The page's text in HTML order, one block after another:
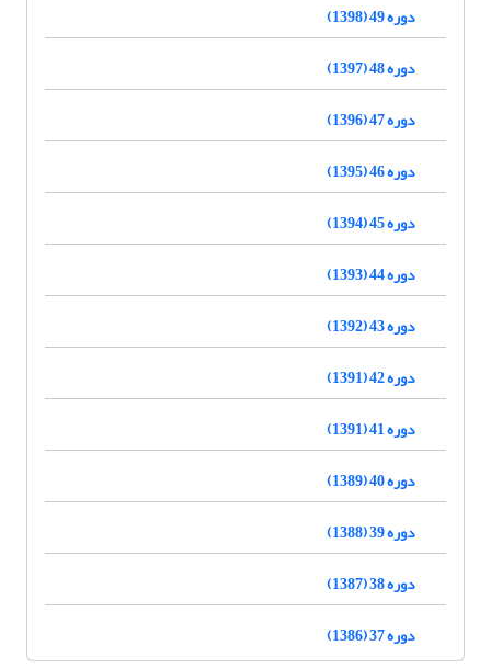
دوره 49 (1398)
دوره 48 (1397)
دوره 47 (1396)
دوره 46 (1395)
دوره 45 (1394)
دوره 44 (1393)
دوره 43 (1392)
دوره 42 (1391)
دوره 41 (1391)
دوره 40 (1389)
دوره 39 (1388)
دوره 38 (1387)
دوره 37 (1386)